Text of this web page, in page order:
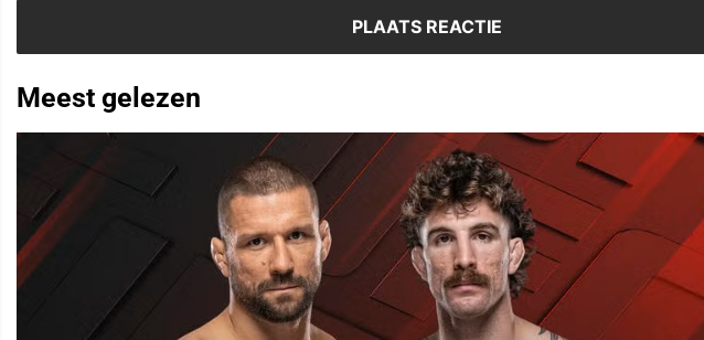
Meest gelezen